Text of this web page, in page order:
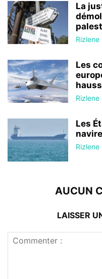
La
Rizlene
Les
Rizlene
Les
Rizlene
AUCUN
LAISSER